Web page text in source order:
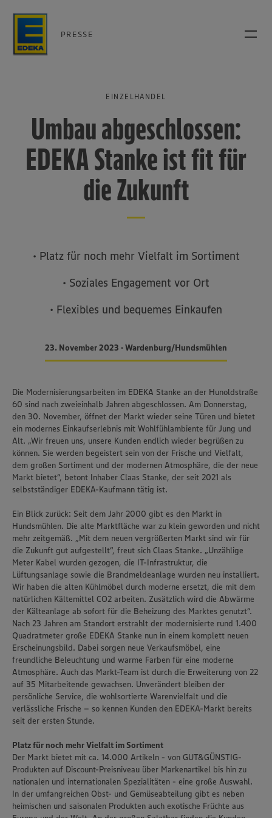
PRESSE
EINZELHANDEL
Umbau abgeschlossen:
EDEKA Stanke ist fit für
die Zukunft
• Platz für noch mehr Vielfalt im Sortiment
• Soziales Engagement vor Ort
• Flexibles und bequemes Einkaufen
23. November 2023 • Wardenburg/Hundsmühlen
Die Modernisierungsarbeiten im EDEKA Stanke an der Hunoldstraße
60 sind nach zweieinhalb Jahren abgeschlossen. Am Donnerstag,
den 30. November, öffnet der Markt wieder seine Türen und bietet
ein modernes Einkaufserlebnis mit Wohlfühlambiente für Jung und
Alt. „Wir freuen uns, unsere Kunden endlich wieder begrüßen zu
können. Sie werden begeistert sein von der Frische und Vielfalt,
dem großen Sortiment und der modernen Atmosphäre, die der neue
Markt bietet“, betont Inhaber Claas Stanke, der seit 2021 als
selbstständiger EDEKA-Kaufmann tätig ist.
Ein Blick zurück: Seit dem Jahr 2000 gibt es den Markt in
Hundsmühlen. Die alte Marktfläche war zu klein geworden und nicht
mehr zeitgemäß. „Mit dem neuen vergrößerten Markt sind wir für
die Zukunft gut aufgestellt“, freut sich Claas Stanke. „Unzählige
Meter Kabel wurden gezogen, die IT-Infrastruktur, die
Lüftungsanlage sowie die Brandmeldeanlage wurden neu installiert.
Wir haben die alten Kühlmöbel durch moderne ersetzt, die mit dem
natürlichen Kältemittel CO2 arbeiten. Zusätzlich wird die Abwärme
der Kälteanlage ab sofort für die Beheizung des Marktes genutzt“.
Nach 23 Jahren am Standort erstrahlt der modernisierte rund 1.400
Quadratmeter große EDEKA Stanke nun in einem komplett neuen
Erscheinungsbild. Dabei sorgen neue Verkaufsmöbel, eine
freundliche Beleuchtung und warme Farben für eine moderne
Atmosphäre. Auch das Markt-Team ist durch die Erweiterung von 22
auf 35 Mitarbeitende gewachsen. Unverändert bleiben der
persönliche Service, die wohlsortierte Warenvielfalt und die
verlässliche Frische – so kennen Kunden den EDEKA-Markt bereits
seit der ersten Stunde.
Platz für noch mehr Vielfalt im Sortiment
Der Markt bietet mit ca. 14.000 Artikeln - von GUT&GÜNSTIG-
Produkten auf Discount-Preisniveau über Markenartikel bis hin zu
nationalen und internationalen Spezialitäten - eine große Auswahl.
In der umfangreichen Obst- und Gemüseabteilung gibt es neben
heimischen und saisonalen Produkten auch exotische Früchte aus